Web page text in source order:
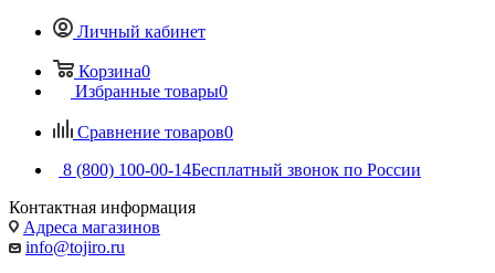
Личный кабинет
Корзина0
Избранные товары0
Сравнение товаров0
8 (800) 100-00-14Бесплатный звонок по России
Контактная информация
Адреса магазинов
info@tojiro.ru